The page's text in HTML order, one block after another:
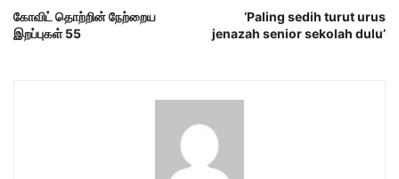
கோவிட் தொற்றின் நேற்றைய
இறப்புகள் 55
‘Paling sedih turut urus
jenazah senior sekolah dulu’